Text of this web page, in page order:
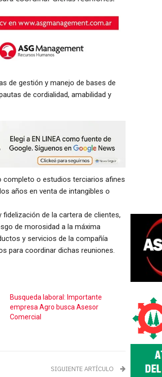
de gestión y manejo de bases de
de cordialidad, amabilidad y
completo o estudios terciarios afines
años en venta de intangibles o
de la cartera de clientes,
de morosidad a la máxima
y servicios de la compañía
para coordinar dichas reuniones.
Busqueda laboral: Importante
empresa Agro busca Asesor
Comercial
SIGUIENTE ARTÍCULO